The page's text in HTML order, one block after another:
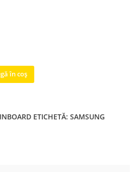
în coș
ETICHETĂ: SAMSUNG